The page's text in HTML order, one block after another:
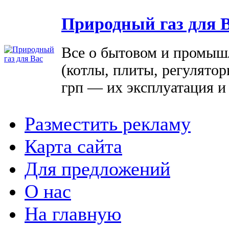
Природный газ для
Все о бытовом и
(котлы, плиты,
грп — их эксплуатация
Разместить рекламу
Карта сайта
Для предложений
О нас
На главную